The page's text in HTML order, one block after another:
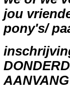
jou
pony's/